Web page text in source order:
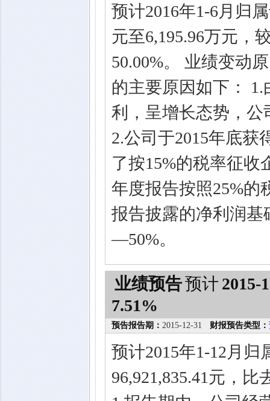
预计2016年1-6月归
元至6,195.96万元，
50.00%。 业绩变动
的主要原因如下：
利，呈增长态势，公
2.公司于2015年底获
了按15%的税率征收
年度报告按照25%的
报告披露的净利润基
—50%。
业绩预告预计 2015-
7.51%
预告报告期： 2015-12-31 财报预告类型：
预计2015年1-12月
96,921,835.41元，